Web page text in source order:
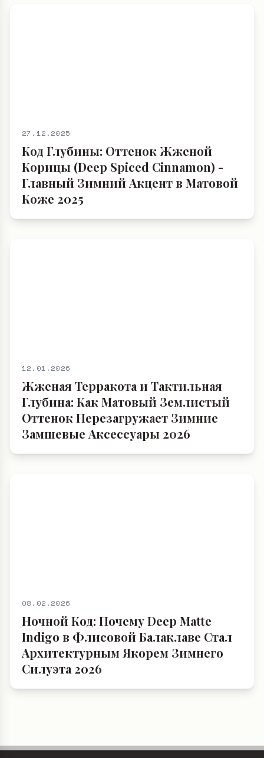
27.12.2025
Код Глубины: Оттенок Жженой
Корицы (Deep Spiced Cinnamon) -
Главный Зимний Акцент в Матовой
Коже 2025
12.01.2026
Жженая Терракота и Тактильная
Глубина: Как Матовый Землистый
Оттенок Перезагружает Зимние
Замшевые Аксессуары 2026
08.02.2026
Ночной Код: Почему Deep Matte
Indigo в Флисовой Балаклаве Стал
Архитектурным Якорем Зимнего
Силуэта 2026